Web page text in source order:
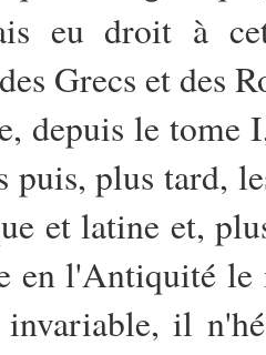
eu droit à
Grecs et des
depuis le tome
puis, plus tard,
et latine et,
en l'Antiquité le
il